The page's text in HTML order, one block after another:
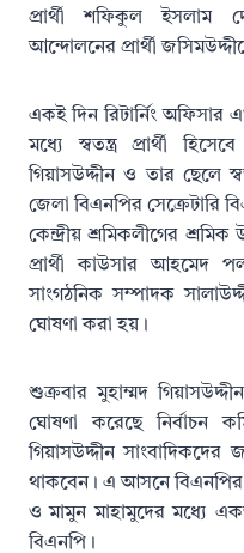
প্রার্থী শফিকুল ইসলাম
আন্দোলনের প্রার্থী
একই দিন রিটার্নিং
মধ্যে স্বতন্ত্র প্রার্থী
গিয়াসউদ্দীন ও তার ছেলে
জেলা বিএনপির সেক্রেটারি
কেন্দ্রীয় শ্রমিকলীগের
প্রার্থী কাউসার আহমেদ
সাংগঠনিক সম্পাদক
ঘোষণা করা হয়।
শুক্রবার মুহাম্মদ
ঘোষণা করেছে নির্বাচন
গিয়াসউদ্দীন সাংবাদিকদের
থাকবেন। এ আসনে বিএনপির
ও মামুন মাহামুদের মধ্যে
বিএনপি।